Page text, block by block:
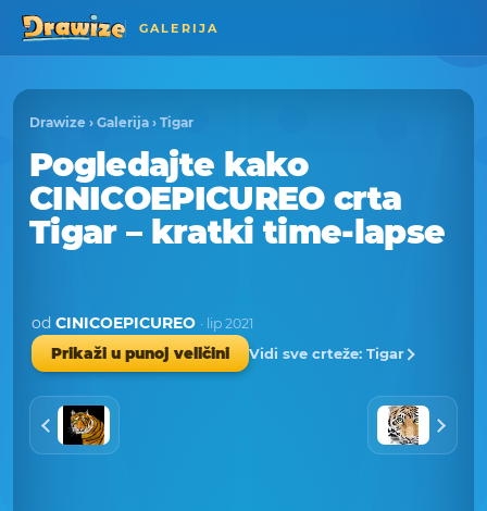
GALERIJA
Drawize › Galerija › Tigar
Pogledajte kako
CINICOEPICUREO crta
Tigar – kratki time-lapse
od CINICOEPICUREO · lip 2021
Prikaži u punoj veličini Vidi sve crteže: Tigar